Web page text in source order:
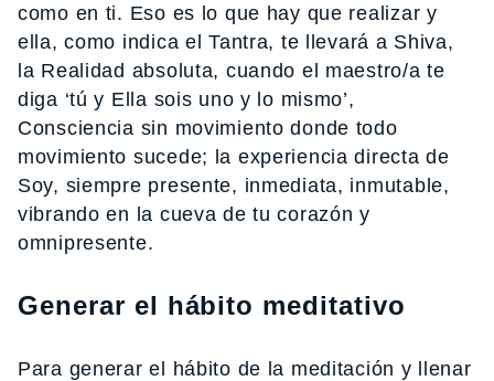
como en ti. Eso es lo que hay que realizar y
ella, como indica el Tantra, te llevará a Shiva,
la Realidad absoluta, cuando el maestro/a te
diga ‘tú y Ella sois uno y lo mismo’,
Consciencia sin movimiento donde todo
movimiento sucede; la experiencia directa de
Soy, siempre presente, inmediata, inmutable,
vibrando en la cueva de tu corazón y
omnipresente.
Generar el hábito meditativo
Para generar el hábito de la meditación y llenar